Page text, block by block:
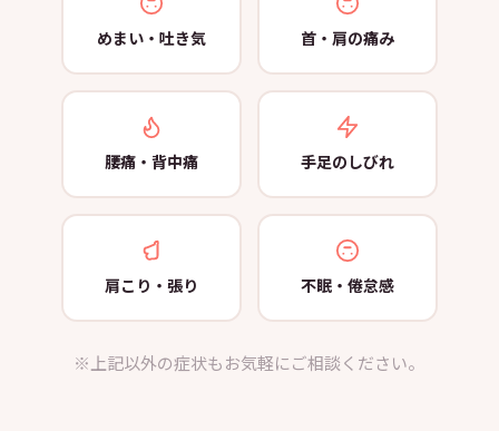
めまい・吐き気 首・肩の痛み
腰痛・背中痛 手足のしびれ
肩こり・張り 不眠・倦怠感
※上記以外の症状もお気軽にご相談ください。